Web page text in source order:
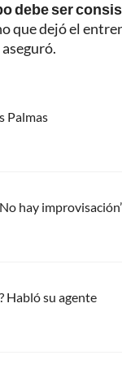
debe ser
que dejó el
Palmas
hay
Habló su agente